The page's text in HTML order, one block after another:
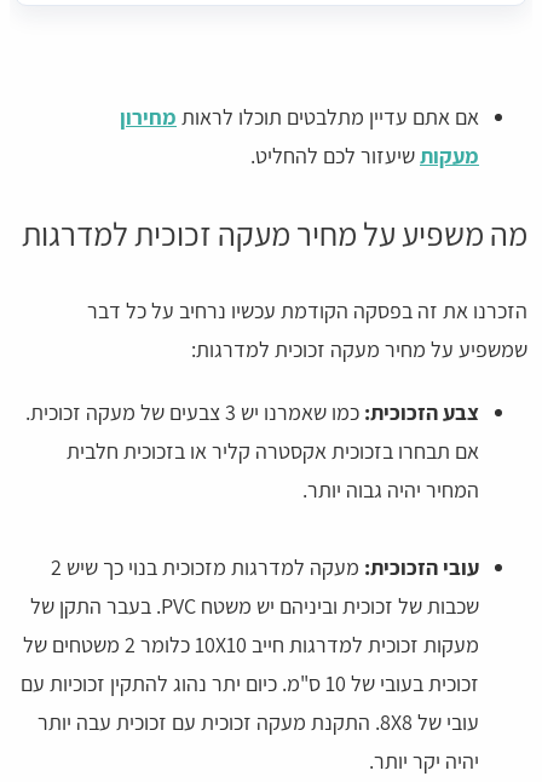
אם אתם עדיין מתלבטים תוכלו לראות מחירון
מעקותשיעזור לכם להחליט.
מה משפיע על מחיר מעקה זכוכית למדרגות
הזכרנו את זה בפסקה הקודמת עכשיו נרחיב על כל דבר
שמשפיע על מחיר מעקה זכוכית למדרגות:
צבע הזכוכית:
כמו שאמרנו יש 3 צבעים של מעקה זכוכית.
אם תבחרו בזכוכית אקסטרה קליר או בזכוכית חלבית
המחיר יהיה גבוה יותר.
עובי הזכוכית:
מעקה למדרגות מזכוכית בנוי כך שיש 2
שכבות של זכוכית וביניהם יש משטח PVC. בעבר התקן של
מעקות זכוכית למדרגות חייב 10X10 כלומר 2 משטחים של
זכוכית בעובי של 10 ס"מ. כיום יתר נהוג להתקין זכוכיות עם
עובי של 8X8. התקנת מעקה זכוכית עם זכוכית עבה יותר
יהיה יקר יותר.